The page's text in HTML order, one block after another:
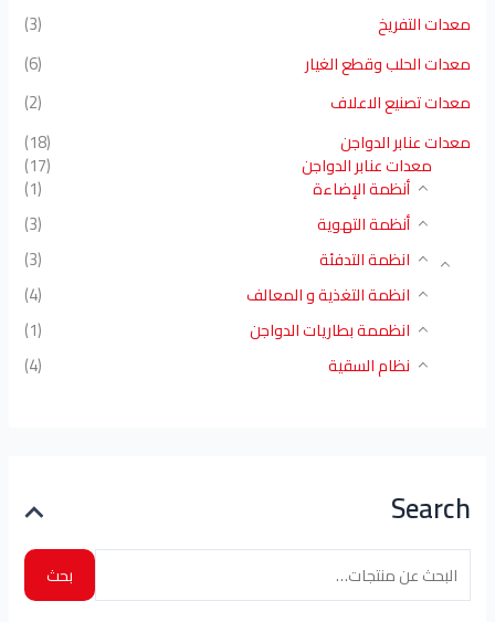
معدات التفريخ
(3)
معدات الحلب وقطع الغيار
(6)
معدات تصنيع الاعلاف
(2)
معدات عنابر الدواجن
(18)
معدات عنابر الدواجن (17)
أنظمة الإضاءة
(1)
أنظمة التهوية
(3)
انظمة التدفئة
(3)
انظمة التغذية و المعالف
(4)
انظممة بطاريات الدواجن
(1)
نظام السقية
(4)
Search
بحث